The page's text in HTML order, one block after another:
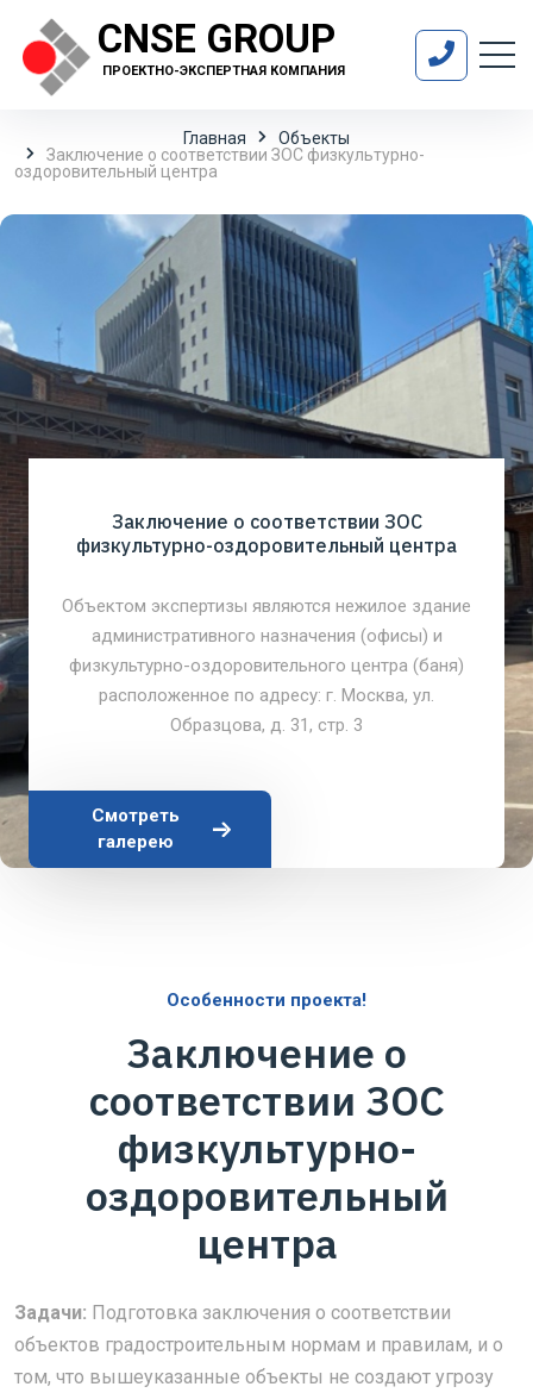
CNSE GROUP
ПРОЕКТНО-ЭКСПЕРТНАЯ КОМПАНИЯ
Главная
Объекты
Заключение о соответствии ЗОС физкультурно-
оздоровительный центра
Заключение о соответствии ЗОС
физкультурно-оздоровительный центра
Объектом экспертизы являются нежилое здание
административного назначения (офисы) и
физкультурно-оздоровительного центра (баня)
расположенное по адресу: г. Москва, ул.
Образцова, д. 31, стр. 3
Смотреть
галерею
Особенности проекта!
Заключение о
соответствии ЗОС
физкультурно-
оздоровительный
центра
Задачи: Подготовка заключения о соответствии
объектов градостроительным нормам и правилам, и о
том, что вышеуказанные объекты не создают угрозу